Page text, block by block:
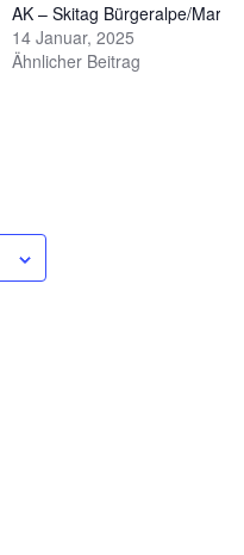
AK – Skitag Bürgeralpe/
14 Januar, 2025
Ähnlicher Beitrag